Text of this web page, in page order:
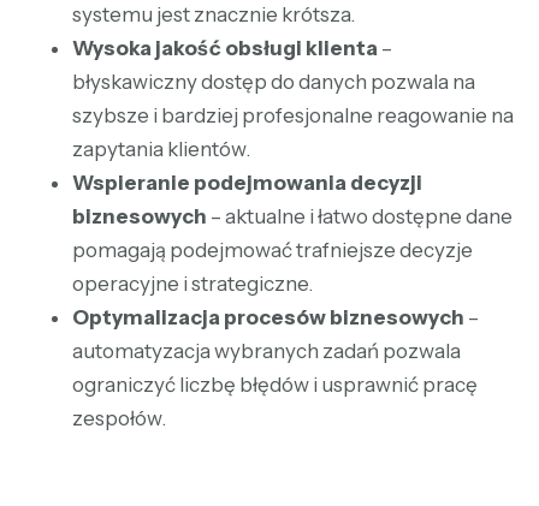
systemu jest znacznie krótsza.
Wysoka jakość obsługi klienta –
błyskawiczny dostęp do danych pozwala na
szybsze i bardziej profesjonalne reagowanie na
zapytania klientów.
Wspieranie podejmowania decyzji
biznesowych – aktualne i łatwo dostępne dane
pomagają podejmować trafniejsze decyzje
operacyjne i strategiczne.
Optymalizacja procesów biznesowych –
automatyzacja wybranych zadań pozwala
ograniczyć liczbę błędów i usprawnić pracę
zespołów.